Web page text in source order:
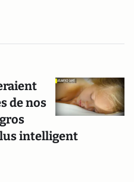
de nos
intelligent